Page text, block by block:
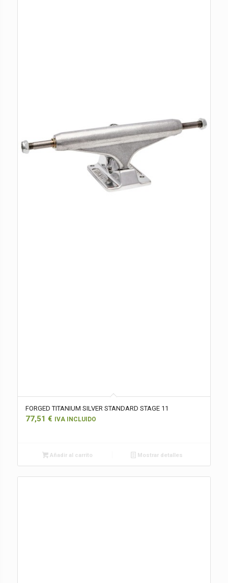
FORGED TITANIUM SILVER STANDARD STAGE 11
77,51 € IVA INCLUIDO
Añadir al carrito Mostrar detalles